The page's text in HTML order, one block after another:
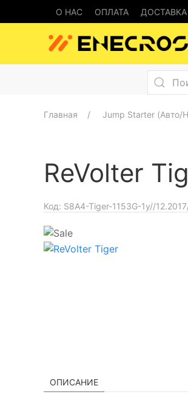
О НАС ОПЛАТА ДОСТАВКА
Главная Jump Starter (Авто/
ReVolter
Код: S8A4-Tiger-1153G-1y//
ОПИСАНИЕ